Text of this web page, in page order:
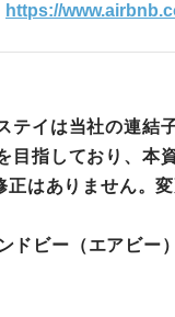
https://
テイは当社の連結
目指しており、本
はありません。
ビー（エアビー